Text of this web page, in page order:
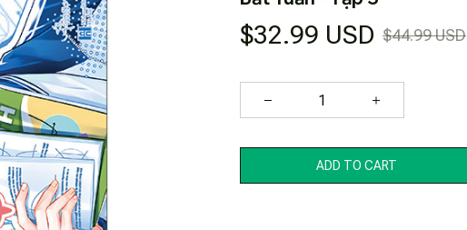
$32.99 USD $44.99 USD
ADD TO CART